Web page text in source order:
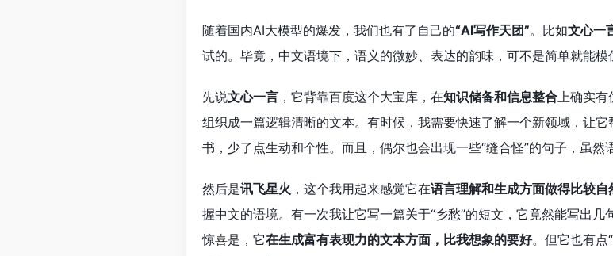
随着国内AI大模型的爆发，我们也有了自己的“AI写作天团”。比如文心一
试的。毕竟，中文语境下，语义的微妙、表达的韵味，可不是简单就能模
先说文心一言 ，它背靠百度这个大宝库，在知识储备和信息整合上确实有
组织成一篇逻辑清晰的文本。有时候，我需要快速了解一个新领域，让
书，少了点生动和个性。而且，偶尔也会出现一些“缝合怪”的句子，虽然
然后是讯飞星火 ，这个我用起来感觉它在语言理解和生成方面做得比较自
握中文的语境。有一次我让它写一篇关于“乡愁”的短文，它竟然能写出
惊喜是，它在生成富有表现力的文本方面，比我想象的要好。但它也有点